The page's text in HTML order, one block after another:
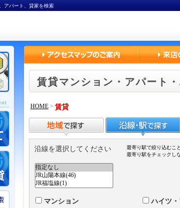
アパート、貸家を検索
賃貸マンション・アパート
HOME > 賃貸
沿線を選択してください
最寄り駅で絞り込むこ
最寄り駅をチェックし
マンション ハイツ